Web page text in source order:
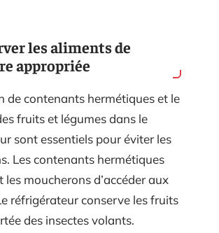
les aliments de
appropriée
de contenants hermétiques et le
fruits et légumes dans le
sont essentiels pour éviter les
Les contenants hermétiques
les moucherons d’accéder aux
réfrigérateur conserve les fruits
des insectes volants.